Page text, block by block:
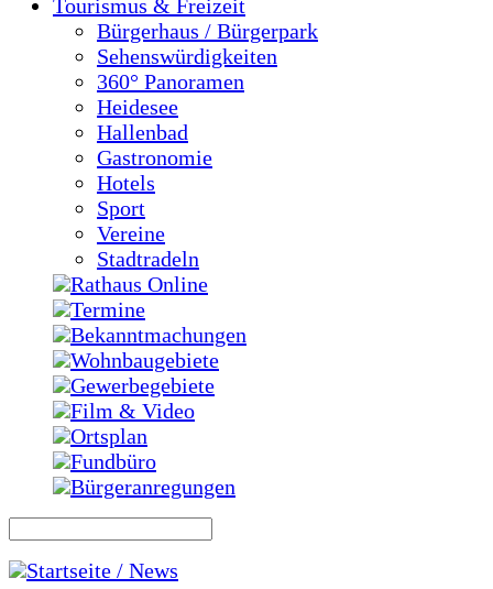
Tourismus & Freizeit
Bürgerhaus / Bürgerpark
Sehenswürdigkeiten
360° Panoramen
Heidesee
Hallenbad
Gastronomie
Hotels
Sport
Vereine
Stadtradeln
Rathaus Online
Termine
Bekanntmachungen
Wohnbaugebiete
Gewerbegebiete
Film & Video
Ortsplan
Fundbüro
Bürgeranregungen
Startseite / News